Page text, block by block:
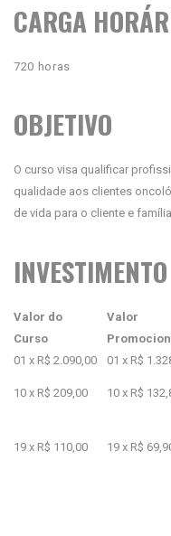
CARGA
720 horas
OBJETIVO
O curso visa qualificar
qualidade aos clientes
de vida para o cliente e
INVESTIMENTO
Valor do
Curso
Valor
01 x R$ 2.090,00 01 x R$
10 x R$ 209,00 10 x R$
19 x R$ 110,00 19 x R$